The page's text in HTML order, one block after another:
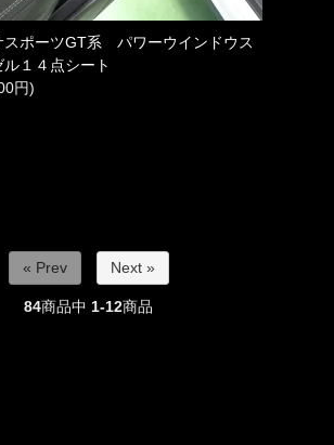
スポーツGT系 パワーウインドウス
１４点シート
円)
« Prev Next »
84商品中 1-12商品